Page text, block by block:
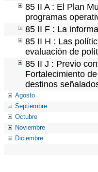
85 II A : El Plan
programas
85 II F : La
85 II H : Las
evaluación de
85 II J : Previo
Fortalecimiento
destinos
Agosto
Septiembre
Octubre
Noviembre
Diciembre